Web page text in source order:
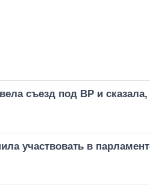
съезд под ВР и
участвовать в